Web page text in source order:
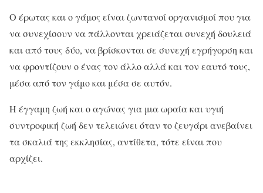
Ο έρωτας και ο γάμος είναι ζωντανοί οργανισμοί που για
να συνεχίσουν να πάλλονται χρειάζεται συνεχή δουλειά
και από τους δύο, να βρίσκονται σε συνεχή εγρήγορση και
να φροντίζουν ο ένας τον άλλο αλλά και τον εαυτό τους,
μέσα από τον γάμο και μέσα σε αυτόν.
Η έγγαμη ζωή και ο αγώνας για μια ωραία και υγιή
συντροφική ζωή δεν τελειώνει όταν το ζευγάρι ανεβαίνει
τα σκαλιά της εκκλησίας, αντίθετα, τότε είναι που
αρχίζει.